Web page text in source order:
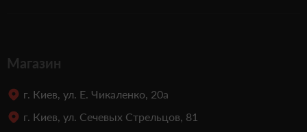
Магазин
г. Киев, ул. Е. Чикаленко, 20а
г. Киев, ул. Сечевых Стрельцов, 81